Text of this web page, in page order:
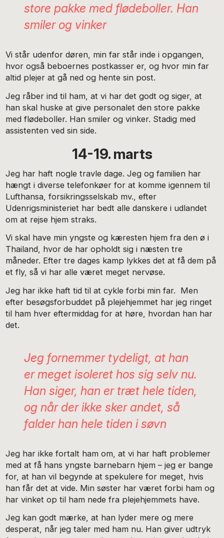
store pakke med flødeboller. Han
smiler og vinker
Vi står udenfor døren, min far står inde i opgangen,
hvor også beboernes postkasser er, og hvor min far
altid plejer at gå ned og hente sin post.
Jeg råber ind til ham, at vi har det godt og siger, at
han skal huske at give personalet den store pakke
med flødeboller. Han smiler og vinker. Stadig med
assistenten ved sin side.
14-19. marts
Jeg har haft nogle travle dage. Jeg og familien har
hængt i diverse telefonkøer for at komme igennem til
Lufthansa, forsikringsselskab mv., efter
Udenrigsministeriet har bedt alle danskere i udlandet
om at rejse hjem straks.
Vi skal have min yngste og kæresten hjem fra den ø i
Thailand, hvor de har opholdt sig i næsten tre
måneder. Efter tre dages kamp lykkes det at få dem på
et fly, så vi har alle været meget nervøse.
Jeg har ikke haft tid til at cykle forbi min far. Men
efter besøgsforbuddet på plejehjemmet har jeg ringet
til ham hver eftermiddag for at høre, hvordan han har
det.
Jeg fornemmer tydeligt, at han
er meget isoleret hos sig selv nu.
Han siger, han er træt hele tiden,
og når der ikke sker andet, så
falder han hele tiden i søvn
Jeg har ikke fortalt ham om, at vi har haft problemer
med at få hans yngste barnebarn hjem – jeg er bange
for, at han vil begynde at spekulere for meget, hvis
han får det at vide. Min søster har været forbi ham og
har vinket op til ham nede fra plejehjemmets have.
Jeg kan godt mærke, at han lyder mere og mere
desperat, når jeg taler med ham nu. Han giver udtryk